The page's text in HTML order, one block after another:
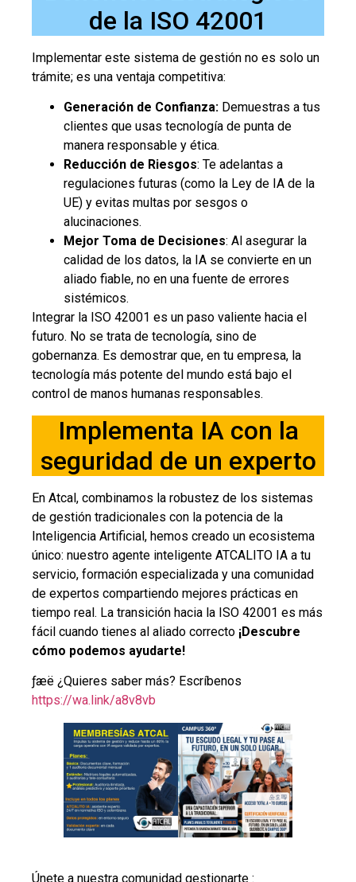
de la ISO 42001
Implementar este sistema de gestión no es solo un
trámite; es una ventaja competitiva:
Generación de Confianza: Demuestras a tus
clientes que usas tecnología de punta de
manera responsable y ética.
Reducción de Riesgos: Te adelantas a
regulaciones futuras (como la Ley de IA de la
UE) y evitas multas por sesgos o
alucinaciones.
Mejor Toma de Decisiones: Al asegurar la
calidad de los datos, la IA se convierte en un
aliado fiable, no en una fuente de errores
sistémicos.
Integrar la ISO 42001 es un paso valiente hacia el
futuro. No se trata de tecnología, sino de
gobernanza. Es demostrar que, en tu empresa, la
tecnología más potente del mundo está bajo el
control de manos humanas responsables.
Implementa IA con la
seguridad de un experto
En Atcal, combinamos la robustez de los sistemas
de gestión tradicionales con la potencia de la
Inteligencia Artificial, hemos creado un ecosistema
único: nuestro agente inteligente ATCALITO IA a tu
servicio, formación especializada y una comunidad
de expertos compartiendo mejores prácticas en
tiempo real. La transición hacia la ISO 42001 es más
fácil cuando tienes al aliado correcto ¡Descubre
cómo podemos ayudarte!
­ƒæë ¿Quieres saber más? Escríbenos
https://wa.link/a8v8vb
­Únete a nuestra comunidad gestionarte :